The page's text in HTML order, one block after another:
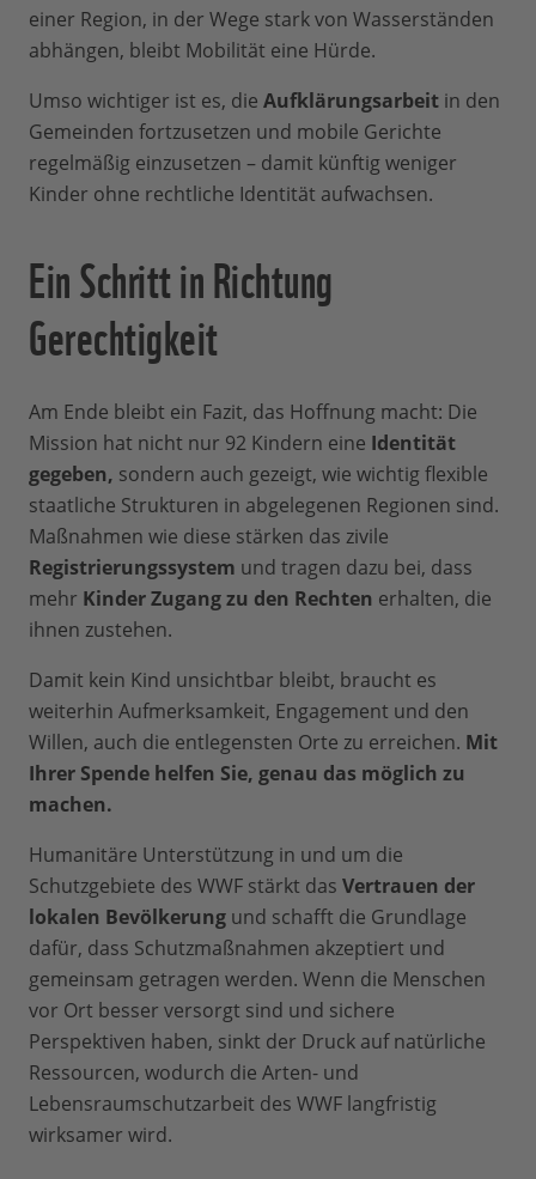
einer Region, in der Wege stark von Wasserständen
abhängen, bleibt Mobilität eine Hürde.
Umso wichtiger ist es, die Aufklärungsarbeit in den
Gemeinden fortzusetzen und mobile Gerichte
regelmäßig einzusetzen – damit künftig weniger
Kinder ohne rechtliche Identität aufwachsen.
Ein Schritt in Richtung
Gerechtigkeit
Am Ende bleibt ein Fazit, das Hoffnung macht: Die
Mission hat nicht nur 92 Kindern eine Identität
gegeben, sondern auch gezeigt, wie wichtig flexible
staatliche Strukturen in abgelegenen Regionen sind.
Maßnahmen wie diese stärken das zivile
Registrierungssystem und tragen dazu bei, dass
mehr Kinder Zugang zu den Rechten erhalten, die
ihnen zustehen.
Damit kein Kind unsichtbar bleibt, braucht es
weiterhin Aufmerksamkeit, Engagement und den
Willen, auch die entlegensten Orte zu erreichen. Mit
Ihrer Spende helfen Sie, genau das möglich zu
machen.
Humanitäre Unterstützung in und um die
Schutzgebiete des WWF stärkt das Vertrauen der
lokalen Bevölkerung und schafft die Grundlage
dafür, dass Schutzmaßnahmen akzeptiert und
gemeinsam getragen werden. Wenn die Menschen
vor Ort besser versorgt sind und sichere
Perspektiven haben, sinkt der Druck auf natürliche
Ressourcen, wodurch die Arten- und
Lebensraumschutzarbeit des WWF langfristig
wirksamer wird.